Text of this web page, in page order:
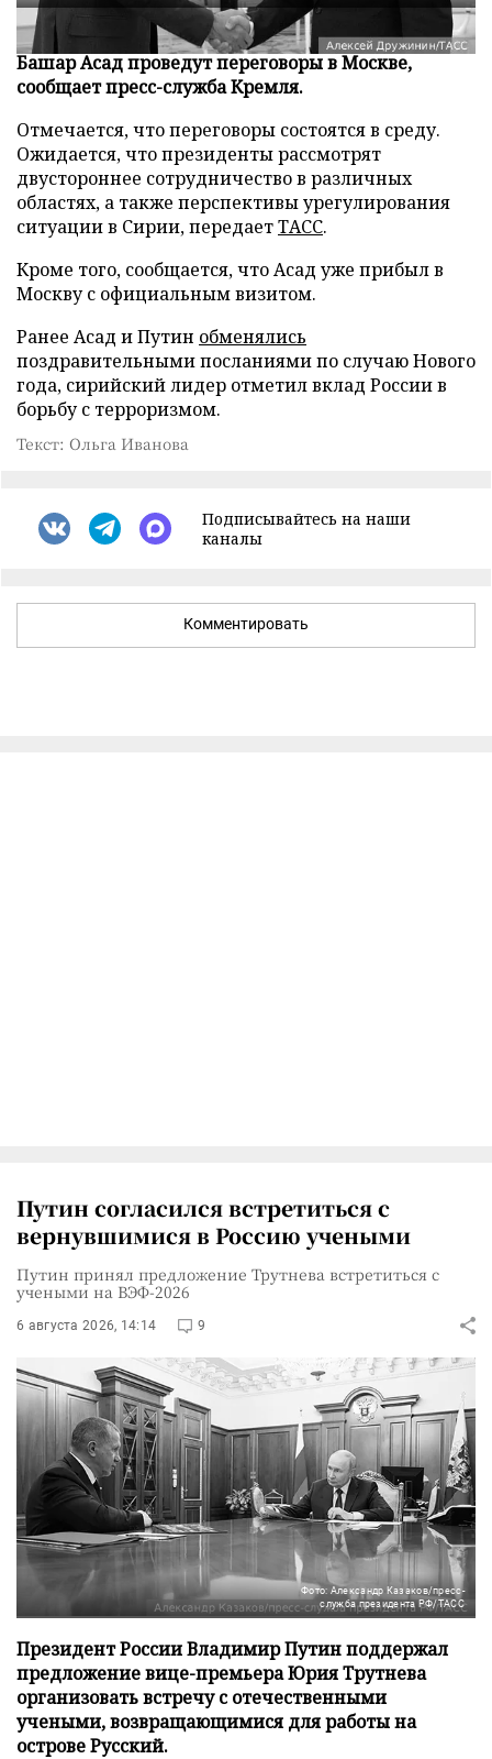
Президенты России и Сирии Владимир Путин и
Башар Асад проведут переговоры в Москве,
сообщает пресс-служба Кремля.
Отмечается, что переговоры состоятся в среду.
Ожидается, что президенты рассмотрят
двустороннее сотрудничество в различных
областях, а также перспективы урегулирования
ситуации в Сирии, передаетТАСС.
Кроме того, сообщается, что Асад уже прибыл в
Москву с официальным визитом.
Ранее Асад и Путин обменялись
поздравительными посланиями по случаю Нового
года, сирийский лидер отметил вклад России в
борьбу с терроризмом.
Текст: Ольга Иванова
Подписывайтесь на наши
каналы
Комментировать
Путин согласился встретиться с
вернувшимися в Россию учеными
Путин принял предложение Трутнева встретиться с
учеными на ВЭФ-2026
6 августа 2026, 14:14 9
Фото: Александр Казаков/пресс-
служба президента РФ/ТАСС
Президент России Владимир Путин поддержал
предложение вице-премьера Юрия Трутнева
организовать встречу с отечественными
учеными, возвращающимися для работы на
острове Русский.